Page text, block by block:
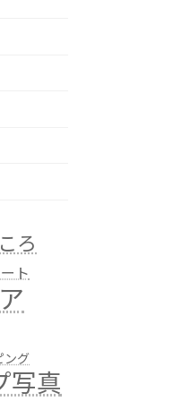
ろ
ト
ング
写真